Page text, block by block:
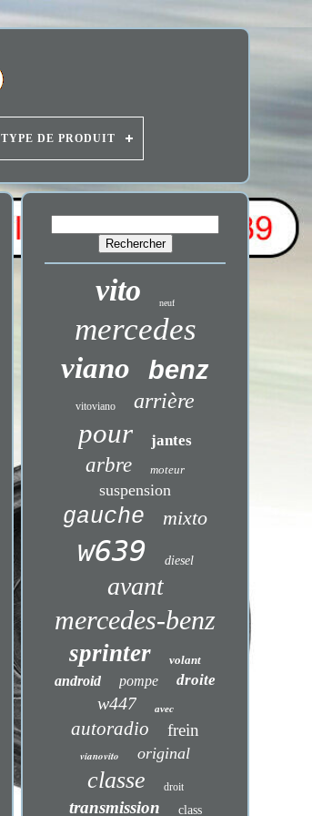
TYPE DE PRODUIT
vito neuf
mercedes
viano benz
vitoviano arrière
pour jantes
arbre moteur
suspension
gauche mixto
w639 diesel
avant
mercedes-benz
sprinter volant
android pompe droite
w447 avec
autoradio frein
vianovito original
classe droit
transmission class